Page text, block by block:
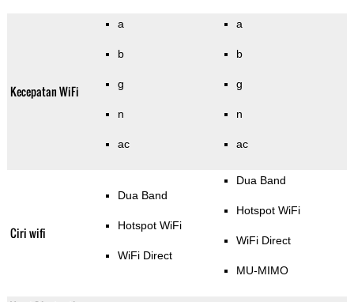
Kecepatan WiFi
a
b
g
n
ac
a
b
g
n
ac
Ciri wifi
Dua Band
Hotspot WiFi
WiFi Direct
Dua Band
Hotspot WiFi
WiFi Direct
MU-MIMO